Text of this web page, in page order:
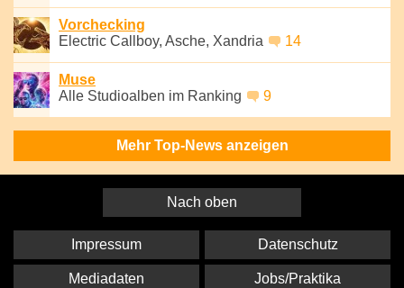
Vorchecking
Electric Callboy, Asche, Xandria
14
Muse
Alle Studioalben im Ranking
9
Mehr Top-News anzeigen
Nach oben
Impressum Datenschutz
Mediadaten Jobs/Praktika